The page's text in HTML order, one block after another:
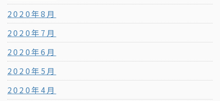
2020年8月
2020年7月
2020年6月
2020年5月
2020年4月